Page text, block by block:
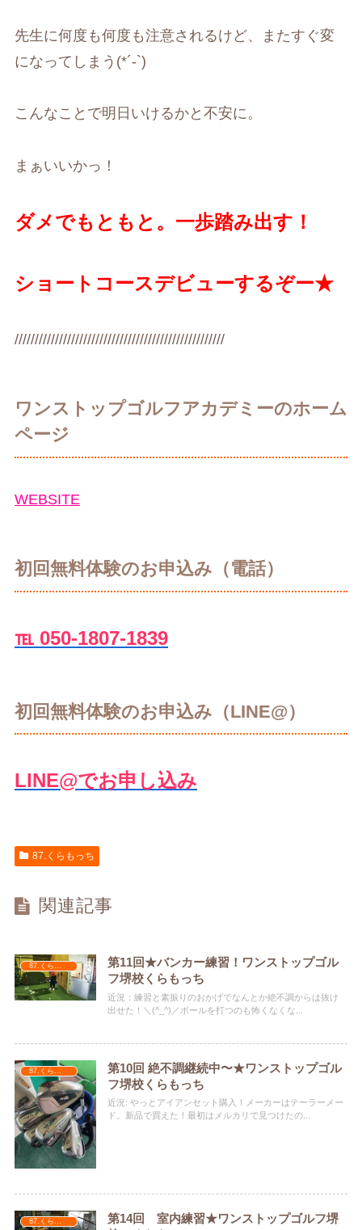
先生に何度も何度も注意されるけど、またすぐ変
になってしまう(*´-`)
こんなことで明日いけるかと不安に。
まぁいいかっ！
ダメでもともと。一歩踏み出す！
ショートコースデビューするぞー★
////////////////////////////////////////////////////
ワンストップゴルフアカデミーのホーム
ページ
WEBSITE
初回無料体験のお申込み（電話）
℡ 050-1807-1839
初回無料体験のお申込み（LINE@）
LINE@でお申し込み
87.くらもっち
関連記事
第11回★バンカー練習！ワンストップゴル
フ堺校くらもっち
近況：練習と素振りのおかげでなんとか絶不調からは抜け
出せた！＼(^_^)／ボールを打つのも怖くなくな...
第10回 絶不調継続中〜★ワンストップゴル
フ堺校くらもっち
近況: やっとアイアンセット購入！メーカーはテーラーメー
ド。新品で買えた！最初はメルカリで見つけたの...
第14回 室内練習★ワンストップゴルフ堺